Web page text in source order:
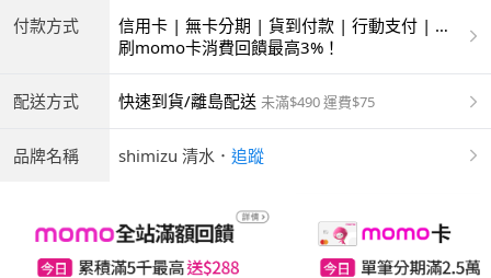
付款方式
信用卡 | 無卡分期 | 貨到付款 | 行動支付 | 超
商付款 | ATM | 銀聯卡
刷momo卡消費回饋最高3%！
配送方式 快速到貨/離島配送 未滿$490 運費$75
品牌名稱 shimizu 清水 ． 追蹤